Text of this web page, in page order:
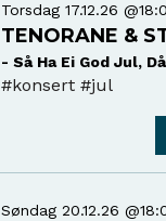
Torsdag 17.12.26
TENORANE &
- Så Ha Ei God Jul,
#konsert #jul
Søndag 20.12.26